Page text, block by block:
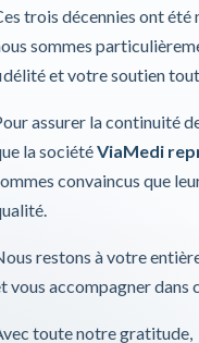
trois décennies ont
sommes
et votre soutien
assurer la continuité
la sociétéViaMedi
convaincus que
restons à votre
vous accompagner dans
toute notre gratitude,